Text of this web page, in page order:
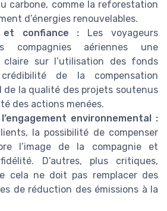
carbone, comme la reforestation
d’énergies renouvelables.
et confiance : Les voyageurs
compagnies aériennes une
claire sur l’utilisation des fonds
de la compensation
de la qualité des projets soutenus
des actions menées.
environnemental :
la possibilité de compenser
l’image de la compagnie et
D’autres, plus critiques,
cela ne doit pas remplacer des
de réduction des émissions à la